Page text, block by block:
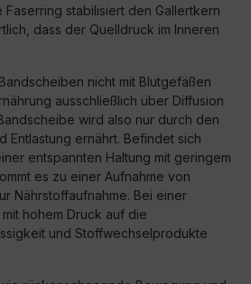
stabilisiert den Gallertkern
dass der Quelldruck im Inneren
nicht mit Blutgefäßen
ausschließlich über Diffusion
wird also nur durch den
Entlastung ernährt. Befindet sich
entspannten Haltung mit geringem
es zu einer Aufnahme von
Nährstoffaufnahme. Bei einer
hohem Druck auf die
und Stoffwechselprodukte